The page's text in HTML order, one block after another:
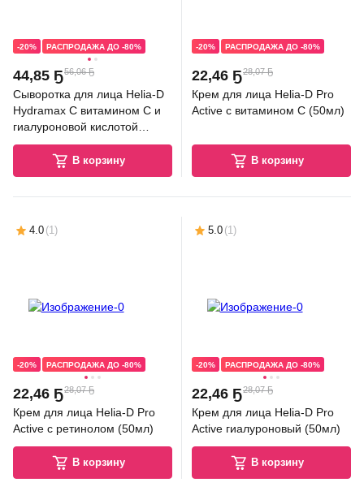
-20% РАСПРОДАЖА ДО -80%
44,85 Ҕ56,06 Ҕ
Сыворотка для лица Helia-D
Hydramax С витамином С и
гиалуроновой кислотой
(30мл)
В корзину
-20% РАСПРОДАЖА ДО -80%
22,46 Ҕ28,07 Ҕ
Крем для лица Helia-D Pro
Active с витамином С (50мл)
В корзину
4.0 (1)
-20% РАСПРОДАЖА ДО -80%
22,46 Ҕ28,07 Ҕ
Крем для лица Helia-D Pro
Active с ретинолом (50мл)
В корзину
5.0 (1)
-20% РАСПРОДАЖА ДО -80%
22,46 Ҕ28,07 Ҕ
Крем для лица Helia-D Pro
Active гиалуроновый (50мл)
В корзину